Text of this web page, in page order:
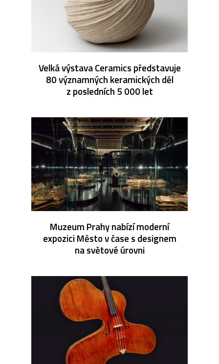
Velká výstava Ceramics představuje
80 významných keramických děl
z posledních 5 000 let
Muzeum Prahy nabízí moderní
expozici Město v čase s designem
na světové úrovni